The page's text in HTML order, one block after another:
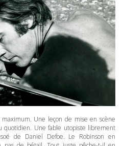
Une leçon de mise en scène
quotidien. Une fable utopiste librement
de Daniel Defoe. Le Robinson en